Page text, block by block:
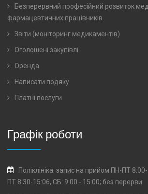
Безперервний професійний розвиток
фармацевтичних працівників
Звіти (моніторинг медикаментів)
Оголошені закупівлі
Оренда
Написати подяку
Платні послуги
Графік роботи
Поліклініка: запис на прийом ПН-ПТ
ПТ 8:30-15:06, СБ: 9:00 - 15:00; без перерви